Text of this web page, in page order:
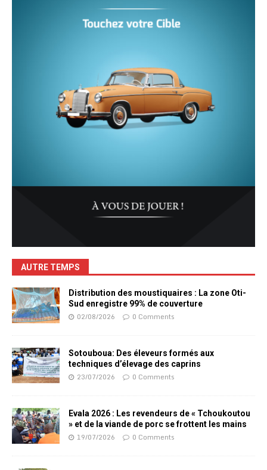
AUTRE TEMPS
Distribution des moustiquaires : La zone Oti-
Sud enregistre 99% de couverture
02/08/2026 0 Comments
Sotouboua: Des éleveurs formés aux
techniques d’élevage des caprins
23/07/2026 0 Comments
Evala 2026 : Les revendeurs de « Tchoukoutou
» et de la viande de porc se frottent les mains
19/07/2026 0 Comments